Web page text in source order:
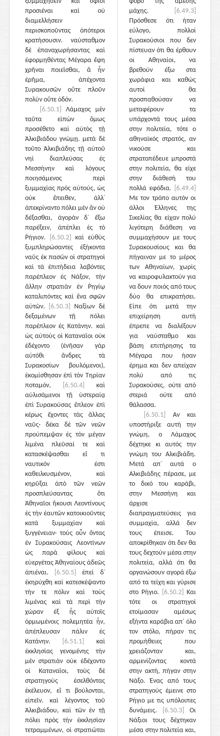
προσιέναι καὶ οὐ
διαμελλήσειν
περισκοποῦντας ὁπότεροι
κρατήσουσιν. ναύσταθμον
δὲ ἐπαναχωρήσαντας καὶ
ἐφορμηθέντας Μέγαρα ἔφη
χρῆναι ποιεῖσθαι, ἃ ἦν
ἐρῆμα, ἀπέχοντα
Συρακουσῶν οὔτε πλοῦν
πολὺν οὔτε ὁδόν.
[6.50.1]
Λάμαχος μὲν
ταῦτα εἰπὼν ὅμως
προσέθετο καὶ αὐτὸς τῇ
Ἀλκιβιάδου γνώμῃ. μετὰ δὲ
τοῦτο Ἀλκιβιάδης τῇ αὑτοῦ
νηὶ διαπλεύσας ἐς
Μεσσήνην καὶ λόγους
ποιησάμενος περὶ
ξυμμαχίας πρὸς αὐτούς, ὡς
οὐκ ἔπειθεν, ἀλλ᾽
ἀπεκρίναντο πόλει μὲν ἂν οὐ
δέξασθαι, ἀγορὰν δ᾽ ἔξω
παρέξειν, ἀπέπλει ἐς τὸ
Ῥήγιον.
[6.50.2]
καὶ εὐθὺς
ξυμπληρώσαντες ἑξήκοντα
ναῦς ἐκ πασῶν οἱ στρατηγοὶ
καὶ τὰ ἐπιτήδεια λαβόντες
παρέπλεον ἐς Νάξον, τὴν
ἄλλην στρατιὰν ἐν Ῥηγίῳ
καταλιπόντες καὶ ἕνα σφῶν
αὐτῶν.
[6.50.3]
Ναξίων δὲ
δεξαμένων τῇ πόλει
παρέπλεον ἐς Κατάνην. καὶ
ὡς αὐτοὺς οἱ Καταναῖοι οὐκ
ἐδέχοντο (ἐνῆσαν γὰρ
αὐτόθι ἄνδρες τὰ
Συρακοσίων βουλόμενοι),
ἐκομίσθησαν ἐπὶ τὸν Τηρίαν
ποταμόν,
[6.50.4]
καὶ
αὐλισάμενοι τῇ ὑστεραίᾳ
ἐπὶ Συρακούσας ἔπλεον ἐπὶ
κέρως ἔχοντες τὰς ἄλλας
ναῦς· δέκα δὲ τῶν νεῶν
προύπεμψαν ἐς τὸν μέγαν
λιμένα πλεῦσαί τε καὶ
κατασκέψασθαι εἴ τι
ναυτικόν ἐστι
καθειλκυσμένον, καὶ
κηρῦξαι ἀπὸ τῶν νεῶν
προσπλεύσαντας ὅτι
Ἀθηναῖοι ἥκουσι Λεοντίνους
ἐς τὴν ἑαυτῶν κατοικιοῦντες
κατὰ ξυμμαχίαν καὶ
ξυγγένειαν· τοὺς οὖν ὄντας
ἐν Συρακούσαις Λεοντίνων
ὡς παρὰ φίλους καὶ
εὐεργέτας Ἀθηναίους ἀδεῶς
ἀπιέναι.
[6.50.5]
ἐπεὶ δ᾽
ἐκηρύχθη καὶ κατεσκέψαντο
τήν τε πόλιν καὶ τοὺς
λιμένας καὶ τὰ περὶ τὴν
χώραν ἐξ ἧς αὐτοῖς
ὁρμωμένοις πολεμητέα ἦν,
ἀπέπλευσαν πάλιν ἐς
Κατάνην.
[6.51.1]
καὶ
ἐκκλησίας γενομένης τὴν
μὲν στρατιὰν οὐκ ἐδέχοντο
οἱ Καταναῖοι, τοὺς δὲ
στρατηγοὺς ἐσελθόντας
ἐκέλευον, εἴ τι βούλονται,
εἰπεῖν. καὶ λέγοντος τοῦ
Ἀλκιβιάδου, καὶ τῶν ἐν τῇ
πόλει πρὸς τὴν ἐκκλησίαν
τετραμμένων, οἱ στρατιῶται
μάχης.
[6.49.3]
Πρόσθεσε ότι ήταν
εύλογο, πολλοί
Συρακούσιοι που δεν
πίστευαν ότι θα έρθουν
οι Αθηναίοι, να
βρεθούν έξω στα
χωράφια και καθώς
αυτοί θα
προσπαθούσαν να
μεταφέρουν τα
υπάρχοντά τους μέσα
στην πολιτεία, τότε ο
αθηναϊκός στρατός, αν
νικούσε και
στρατοπέδευε μπροστά
στην πολιτεία, θα είχε
στην διάθεσή του
πολλά εφόδια.
[6.49.4]
Με τον τρόπο αυτόν οι
άλλοι Έλληνες της
Σικελίας θα είχαν πολύ
λιγότερη διάθεση να
συμμαχήσουν με τους
Συρακουσίους και θα
πήγαιναν με το μέρος
των Αθηναίων, χωρίς
να καιροφυλακτούν για
να δουν ποιός από τους
δύο θα επικρατήσει.
Είπε ότι μετά την
επιχείρηση αυτή
έπρεπε να διαλέξουν
για ναύσταθμο και
βάση επιτήρησης τα
Μέγαρα που ήσαν
έρημα και δεν απείχαν
πολύ από τις
Συρακούσες, ούτε από
στεριά ούτε από
θάλασσα.
[6.50.1]
Αν και
υποστήριξε αυτή την
γνώμη, ο Λάμαχος
δέχτηκε κι αυτός την
γνώμη του Αλκιβιάδη.
Μετά απ᾽ αυτά ο
Αλκιβιάδης πέρασε, με
το δικό του καράβι,
στην Μεσσήνη και
άρχισε
διαπραγματεύσεις για
συμμαχία, αλλά δεν
τους έπεισε. Του
αποκρίθηκαν ότι δεν θα
τους δεχτούν μέσα στην
πολιτεία, αλλά ότι θα
οργανώσουν αγορά έξω
από τα τείχη και γύρισε
στο Ρήγιο.
[6.50.2]
Και
τότε οι στρατηγοί
ετοίμασαν αμέσως
εξήντα καράβια απ᾽ όλο
τον στόλο, πήραν τις
προμήθειες που
χρειάζονταν και,
αρμενίζοντας κοντά
στην ακτή, πήγαν στην
Νάξο. Ένας από τους
στρατηγούς έμεινε στο
Ρήγιο με τις υπόλοιπες
δυνάμεις.
[6.50.3]
Οι
Νάξιοι τους δέχτηκαν
μέσα στην πολιτεία και,